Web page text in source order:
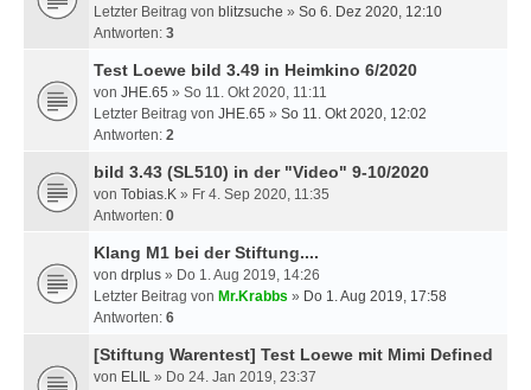
Letzter Beitrag von blitzsuche » So 6. Dez 2020, 12:10
Antworten: 3
Test Loewe bild 3.49 in Heimkino 6/2020
von JHE.65 » So 11. Okt 2020, 11:11
Letzter Beitrag von JHE.65 » So 11. Okt 2020, 12:02
Antworten: 2
bild 3.43 (SL510) in der "Video" 9-10/2020
von Tobias.K » Fr 4. Sep 2020, 11:35
Antworten: 0
Klang M1 bei der Stiftung....
von drplus » Do 1. Aug 2019, 14:26
Letzter Beitrag von Mr.Krabbs » Do 1. Aug 2019, 17:58
Antworten: 6
[Stiftung Warentest] Test Loewe mit Mimi Defined
von ELIL » Do 24. Jan 2019, 23:37